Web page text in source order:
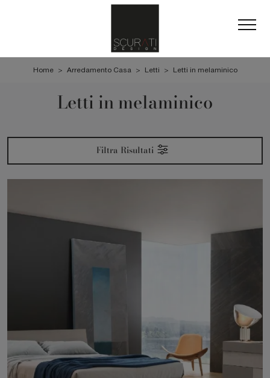
Home > Arredamento Casa > Letti > Letti in melaminico
Letti in melaminico
Filtra Risultati